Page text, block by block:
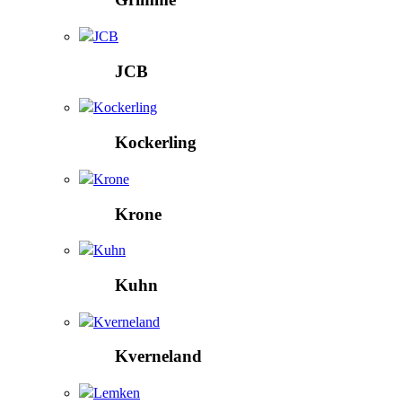
JCB
JCB
Kockerling
Kockerling
Krone
Krone
Kuhn
Kuhn
Kverneland
Kverneland
Lemken